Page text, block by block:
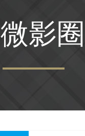
微影圈